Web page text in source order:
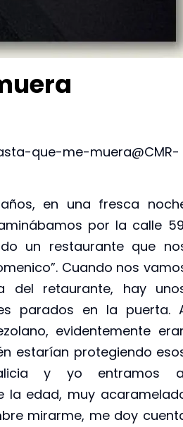
que-me-muera@CMR-
en una fresca
por la calle
un restaurante que
Cuando nos
del retaurante, hay
parados en la puerta.
evidentemente
estarían protegiendo
y yo entramos
edad, muy
mirarme, me doy